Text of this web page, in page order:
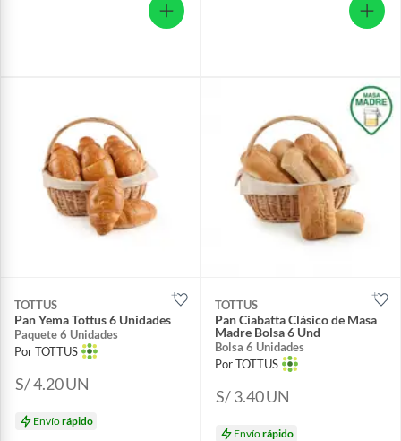
TOTTUS
Pan Yema Tottus 6 Unidades
Paquete 6 Unidades
Por TOTTUS
S/ 4.20UN
Envíorápido
TOTTUS
Pan Ciabatta Clásico de Masa
Madre Bolsa 6 Und
Bolsa 6 Unidades
Por TOTTUS
S/ 3.40UN
Envíorápido